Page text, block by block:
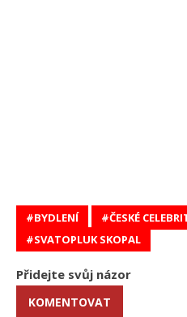
BYDLENÍ ČESKÉ
SVATOPLUK SKOPAL
Přidejte svůj názor
KOMENTOVAT